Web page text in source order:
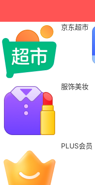
京东超市
服饰美妆
PLUS会员